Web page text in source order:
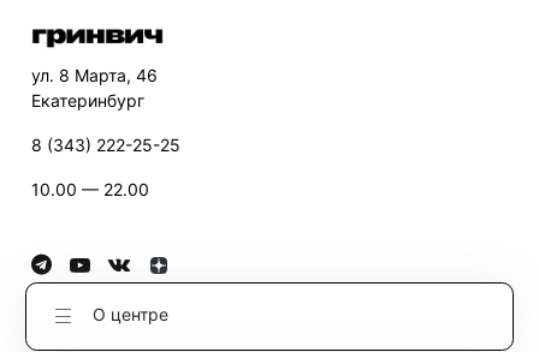
ул. 8 Марта, 46
Екатеринбург
8 (343) 222-25-25
10.00 — 22.00
О центре